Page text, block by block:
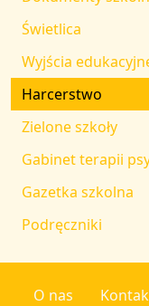
Świetlica
Wyjścia
Harcerstwo
Zielone szkoły
Gabinet terapii
Gazetka szkolna
Podręczniki
O nas